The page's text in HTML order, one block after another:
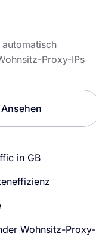
Proxy-IPs
in GB
Wohnsitz-Proxy-